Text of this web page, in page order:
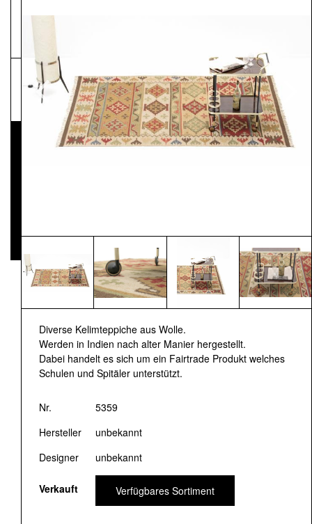
Diverse Kelimteppiche aus Wolle.
Werden in Indien nach alter Manier hergestellt.
Dabei handelt es sich um ein Fairtrade Produkt welches
Schulen und Spitäler unterstützt.
Nr.
5359
Hersteller
unbekannt
Designer
unbekannt
Verkauft Verfügbares Sortiment
Pressematerial